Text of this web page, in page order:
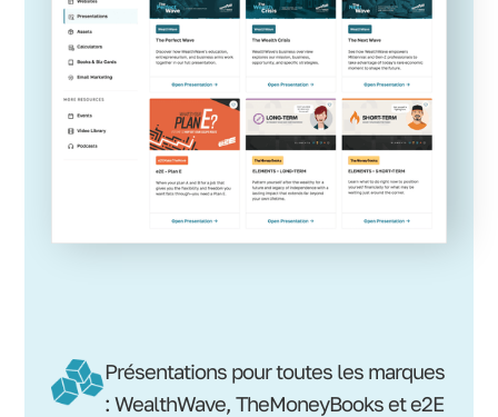
Présentations pour toutes les marques
: WealthWave, TheMoneyBooks et e2E